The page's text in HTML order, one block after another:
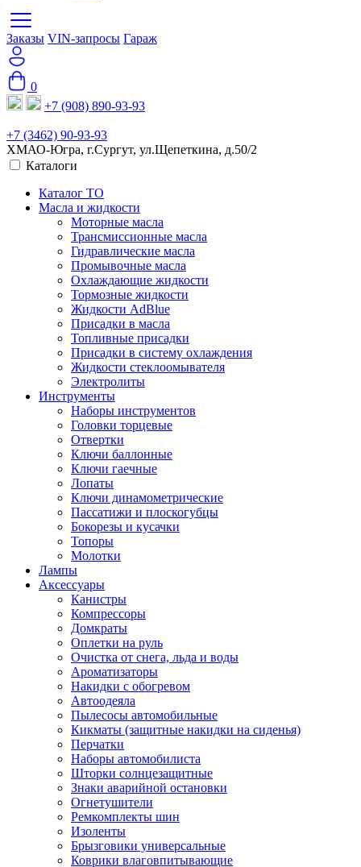
Заказы VIN-запросы Гараж
0
+7 (908) 890-93-93
+7 (3462) 90-93-93
ХМАО-Югра, г.Сургут, ул.Щепеткина, д.50/2
Каталоги
Каталог ТО
Масла и жидкости
Моторные масла
Трансмиссионные масла
Гидравлические масла
Промывочные масла
Охлаждающие жидкости
Тормозные жидкости
Жидкости AdBlue
Присадки в масла
Топливные присадки
Присадки в систему охлаждения
Жидкости стеклоомывателя
Электролиты
Инструменты
Наборы инструментов
Головки торцевые
Отвертки
Ключи баллонные
Ключи гаечные
Лопаты
Ключи динамометрические
Пассатижи и плоскогубцы
Бокорезы и кусачки
Топоры
Молотки
Лампы
Аксессуары
Канистры
Компрессоры
Домкраты
Оплетки на руль
Очистка от снега, льда и воды
Ароматизаторы
Накидки с обогревом
Автоодеяла
Пылесосы автомобильные
Кикматы (защитные накидки на сиденья)
Перчатки
Наборы автомобилиста
Шторки солнцезащитные
Знаки аварийной остановки
Огнетушители
Ремкомплекты шин
Изоленты
Брызговики универсальные
Коврики влаговпитывающие